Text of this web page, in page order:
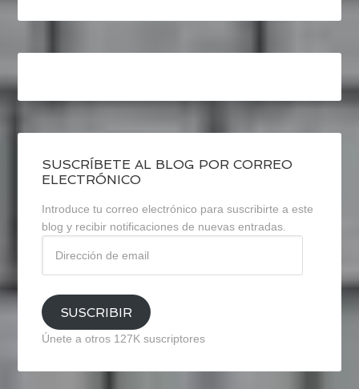
SUSCRÍBETE AL BLOG POR CORREO
ELECTRÓNICO
Introduce tu correo electrónico para suscribirte a este
blog y recibir notificaciones de nuevas entradas.
email
SUSCRIBIR
Únete a otros 127K suscriptores